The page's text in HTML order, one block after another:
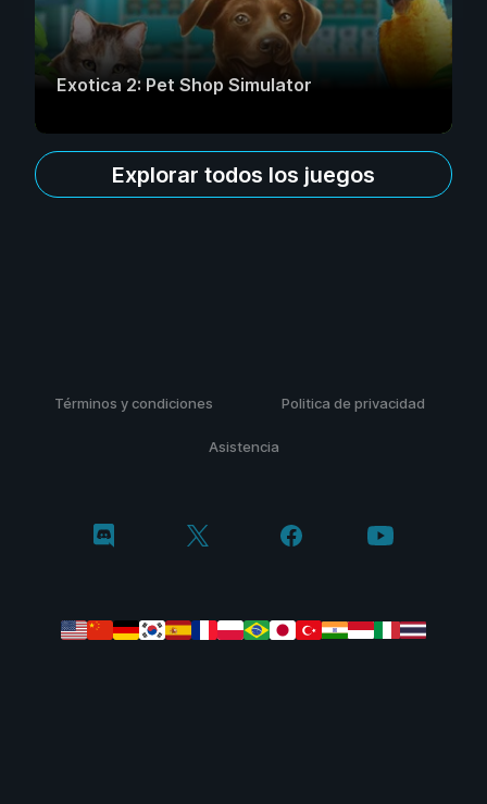
Exotica 2: Pet Shop Simulator
Explorar todos los juegos
Términos y condiciones Politica de privacidad
Asistencia